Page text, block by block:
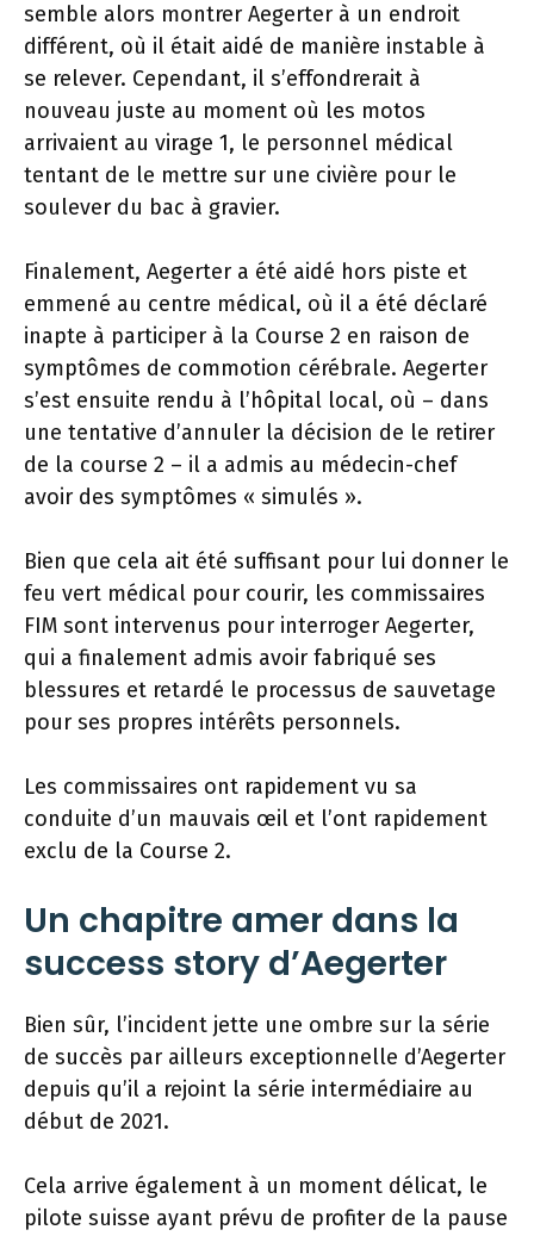
semble alors montrer Aegerter à un endroit
différent, où il était aidé de manière instable à
se relever. Cependant, il s’effondrerait à
nouveau juste au moment où les motos
arrivaient au virage 1, le personnel médical
tentant de le mettre sur une civière pour le
soulever du bac à gravier.
Finalement, Aegerter a été aidé hors piste et
emmené au centre médical, où il a été déclaré
inapte à participer à la Course 2 en raison de
symptômes de commotion cérébrale. Aegerter
s’est ensuite rendu à l’hôpital local, où – dans
une tentative d’annuler la décision de le retirer
de la course 2 – il a admis au médecin-chef
avoir des symptômes « simulés ».
Bien que cela ait été suffisant pour lui donner le
feu vert médical pour courir, les commissaires
FIM sont intervenus pour interroger Aegerter,
qui a finalement admis avoir fabriqué ses
blessures et retardé le processus de sauvetage
pour ses propres intérêts personnels.
Les commissaires ont rapidement vu sa
conduite d’un mauvais œil et l’ont rapidement
exclu de la Course 2.
Un chapitre amer dans la
success story d’Aegerter
Bien sûr, l’incident jette une ombre sur la série
de succès par ailleurs exceptionnelle d’Aegerter
depuis qu’il a rejoint la série intermédiaire au
début de 2021.
Cela arrive également à un moment délicat, le
pilote suisse ayant prévu de profiter de la pause